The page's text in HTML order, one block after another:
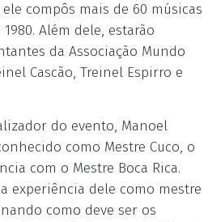
compôs mais de 60 músicas
Além dele, estarão
da Associação Mundo
Cascão, Treinel Espirro e
do evento, Manoel
como Mestre Cuco, o
com o Mestre Boca Rica.
experiência dele como mestre
como deve ser os